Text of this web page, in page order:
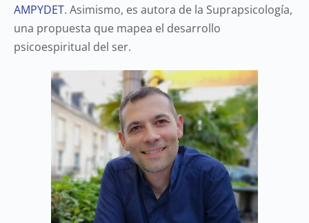
AMPYDET. Asimismo, es autora de la Suprapsicología,
una propuesta que mapea el desarrollo
psicoespiritual del ser.